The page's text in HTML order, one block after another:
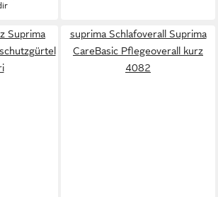
Suprima
suprima Schlafoverall Suprima
CareBasic Pflegeoverall kurz
4082